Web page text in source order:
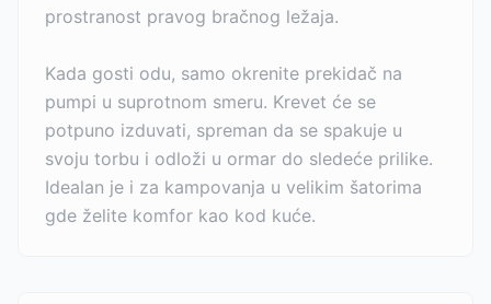
prostranost pravog bračnog ležaja.
Kada gosti odu, samo okrenite prekidač na
pumpi u suprotnom smeru. Krevet će se
potpuno izduvati, spreman da se spakuje u
svoju torbu i odloži u ormar do sledeće prilike.
Idealan je i za kampovanja u velikim šatorima
gde želite komfor kao kod kuće.